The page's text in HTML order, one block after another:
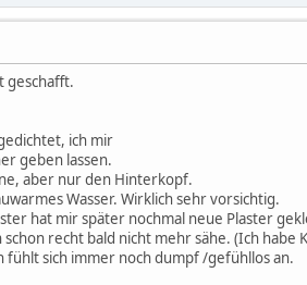
geschafft.
ich mir
geben lassen.
aber nur den Hinterkopf.
Wasser. Wirklich sehr vorsichtig.
hat mir später nochmal neue Plaster
recht bald nicht mehr sähe. (Ich
sich immer noch dumpf /gefühllos an.